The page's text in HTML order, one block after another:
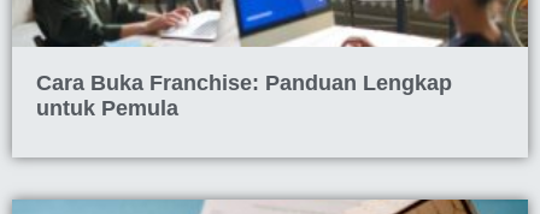
Cara Buka Franchise: Panduan Lengkap
untuk Pemula